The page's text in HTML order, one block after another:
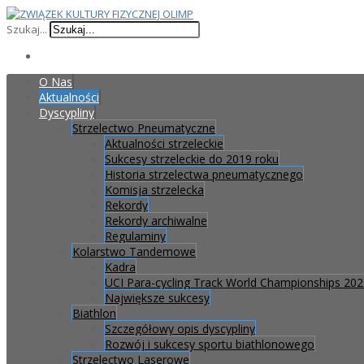
Szukaj...
O Nas
Aktualności
Dyscypliny
Strzelectwo Pneumatyczne
Aktualności strzeleckie
Sukcesy strzeleckie do 2019 roku
Historia strzelectwa pneumatycznego
Komisja strzelecka
Rekordy
Rekordy archiwalne
Regulaminy
Kolarstwo Tandemowe
Kadra
UCI Para-cycling Track World Championships
Największe sukcesy
Biathlon
Szczegółowy opis dyscypliny
Rozwój i sukcesy sportu biathlonowego
Strzelectwo Laserowe